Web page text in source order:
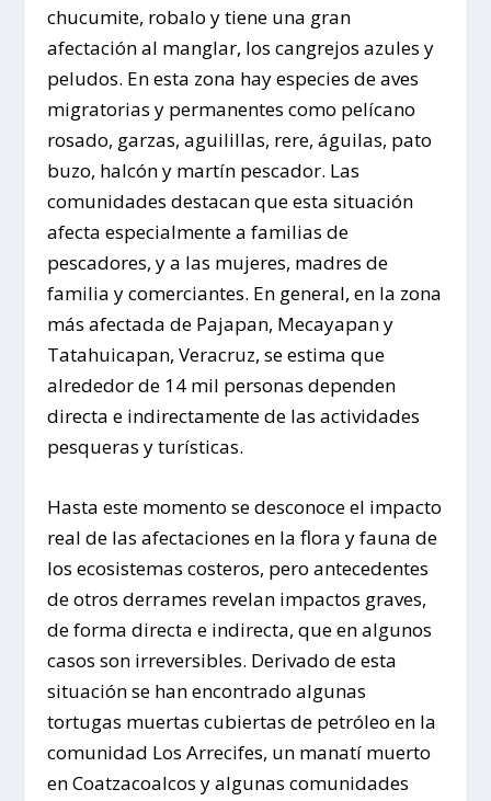
chucumite, robalo y tiene una gran
afectación al manglar, los cangrejos azules y
peludos. En esta zona hay especies de aves
migratorias y permanentes como pelícano
rosado, garzas, aguilillas, rere, águilas, pato
buzo, halcón y martín pescador. Las
comunidades destacan que esta situación
afecta especialmente a familias de
pescadores, y a las mujeres, madres de
familia y comerciantes. En general, en la zona
más afectada de Pajapan, Mecayapan y
Tatahuicapan, Veracruz, se estima que
alrededor de 14 mil personas dependen
directa e indirectamente de las actividades
pesqueras y turísticas.
Hasta este momento se desconoce el impacto
real de las afectaciones en la flora y fauna de
los ecosistemas costeros, pero antecedentes
de otros derrames revelan impactos graves,
de forma directa e indirecta, que en algunos
casos son irreversibles. Derivado de esta
situación se han encontrado algunas
tortugas muertas cubiertas de petróleo en la
comunidad Los Arrecifes, un manatí muerto
en Coatzacoalcos y algunas comunidades